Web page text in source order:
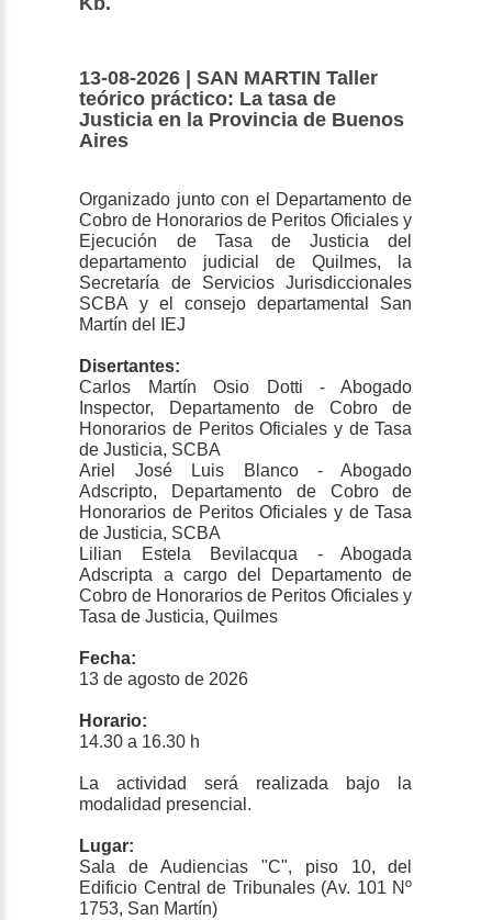
13-08-2026 | SAN MARTIN Taller
teórico práctico: La tasa de
Justicia en la Provincia de Buenos
Aires
Organizado junto con el Departamento de
Cobro de Honorarios de Peritos Oficiales y
Ejecución de Tasa de Justicia del
departamento judicial de Quilmes, la
Secretaría de Servicios Jurisdiccionales
SCBA y el consejo departamental San
Martín del IEJ
Disertantes:
Carlos Martín Osio Dotti - Abogado
Inspector, Departamento de Cobro de
Honorarios de Peritos Oficiales y de Tasa
de Justicia, SCBA
Ariel José Luis Blanco - Abogado
Adscripto, Departamento de Cobro de
Honorarios de Peritos Oficiales y de Tasa
de Justicia, SCBA
Lilian Estela Bevilacqua - Abogada
Adscripta a cargo del Departamento de
Cobro de Honorarios de Peritos Oficiales y
Tasa de Justicia, Quilmes
Fecha:
13 de agosto de 2026
Horario:
14.30 a 16.30 h
La actividad será realizada bajo la
modalidad presencial.
Lugar:
Sala de Audiencias "C", piso 10, del
Edificio Central de Tribunales (Av. 101 Nº
1753, San Martín)